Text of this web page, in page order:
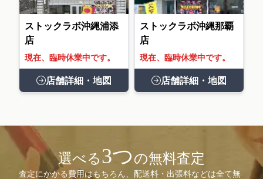
ストックラボ沖縄浦添
店
現在、臨時休業中です。
店舗詳細・地図
ストックラボ沖縄那覇
店
現在、臨時休業中です。
店舗詳細・地図
選べる3つの無料査定
査定にかかる費用はもちろん、配送料・出張料などは全て無